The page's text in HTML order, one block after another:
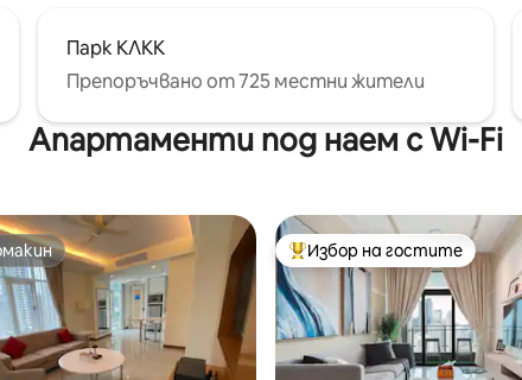
Парк КЛКК
Препоръчвано от 725 местни жители
Апартаменти под наем с Wi-Fi
Най-популярен избор на
Избор на гостите